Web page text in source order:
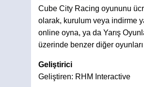
Cube City Racing oyununu
olarak, kurulum veya indirme
online oyna, ya da Yarış
üzerinde benzer diğer
Geliştirici
Geliştiren: RHM Interactive